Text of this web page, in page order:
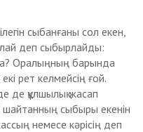
сыбанғаны сол екен,
деп сыбырлайды:
Оралыңның барында
рет келмейсің ғой.
де құлшылық жасап
шайтанның сыбыры екенін
немесе кәрісің деп